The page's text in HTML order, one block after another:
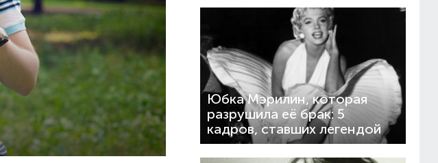
Юбка Мэрилин, которая
разрушила её брак: 5
кадров, ставших легендой